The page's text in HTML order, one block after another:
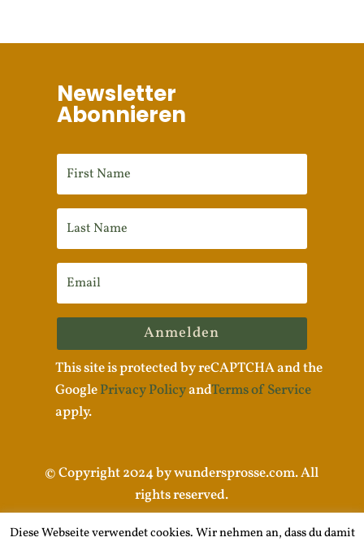
Newsletter
Abonnieren
Anmelden
This site is protected by reCAPTCHA and the
GooglePrivacy PolicyandTerms of Service
apply.
© Copyright 2024 by wundersprosse.com. All
rights reserved.
Diese Webseite verwendet cookies. Wir nehmen an, dass du damit